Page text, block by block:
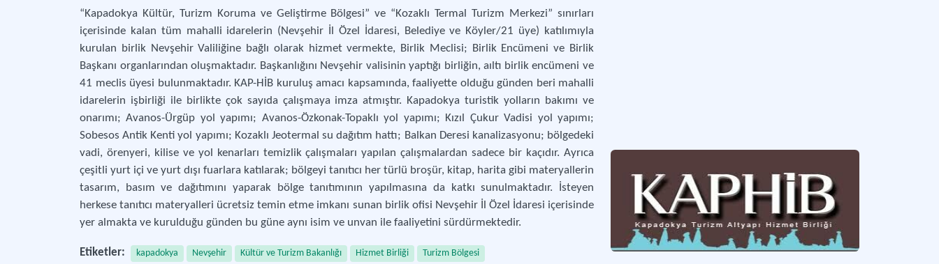
“Kapadokya Kültür, Turizm Koruma ve Geliştirme Bölgesi” ve “Kozaklı Termal Turizm Merkezi” sınırları
içerisinde kalan tüm mahalli idarelerin (Nevşehir İl Özel İdaresi, Belediye ve Köyler/21 üye) katılımıyla
kurulan birlik Nevşehir Valiliğine bağlı olarak hizmet vermekte, Birlik Meclisi; Birlik Encümeni ve Birlik
Başkanı organlarından oluşmaktadır. Başkanlığını Nevşehir valisinin yaptığı birliğin, aıltı birlik encümeni ve
41 meclis üyesi bulunmaktadır. KAP-HİB kuruluş amacı kapsamında, faaliyette olduğu günden beri mahalli
idarelerin işbirliği ile birlikte çok sayıda çalışmaya imza atmıştır. Kapadokya turistik yolların bakımı ve
onarımı; Avanos-Ürgüp yol yapımı; Avanos-Özkonak-Topaklı yol yapımı; Kızıl Çukur Vadisi yol yapımı;
Sobesos Antik Kenti yol yapımı; Kozaklı Jeotermal su dağıtım hattı; Balkan Deresi kanalizasyonu; bölgedeki
vadi, örenyeri, kilise ve yol kenarları temizlik çalışmaları yapılan çalışmalardan sadece bir kaçıdır. Ayrıca
çeşitli yurt içi ve yurt dışı fuarlara katılarak; bölgeyi tanıtıcı her türlü broşür, kitap, harita gibi materyallerin
tasarım, basım ve dağıtımını yaparak bölge tanıtımının yapılmasına da katkı sunulmaktadır. İsteyen
herkese tanıtıcı materyalleri ücretsiz temin etme imkanı sunan birlik ofisi Nevşehir İl Özel İdaresi içerisinde
yer almakta ve kurulduğu günden bu güne aynı isim ve unvan ile faaliyetini sürdürmektedir.
Etiketler: kapadokya Nevşehir Kültür ve Turizm Bakanlığı Hizmet Birliği Turizm Bölgesi